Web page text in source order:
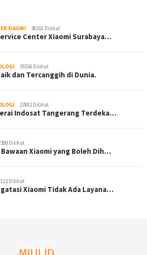
XIAOMI 38161 Dilihat
Center Xiaomi Surabaya…
35556 Dilihat
dan Tercanggih di Dunia.
27882 Dilihat
Indosat Tangerang Terdeka…
Dilihat
Bawaan Xiaomi yang Boleh Dih…
Dilihat
Xiaomi Tidak Ada Layana…